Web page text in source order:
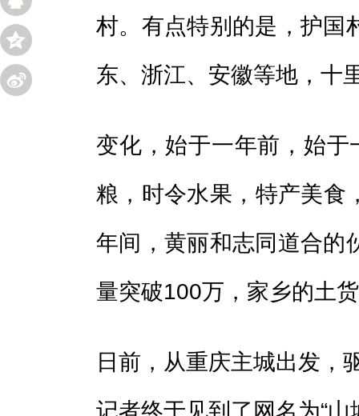
村。有点特别的是，护国
东、浙江、安徽等地，十
变化，始于一年前，始于
粮，时令水果，特产美
年间，黄丽和志同道合的
量突破100万，家乡的土
日前，从重庆主城出发，
记者终于见到了网名为“山